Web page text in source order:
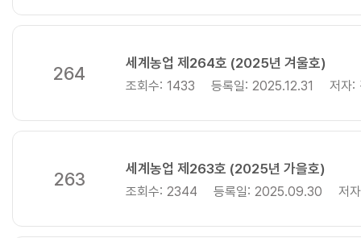
264 세계농업 제264호 (2025년 겨울호)
조회수: 1433 등록일: 2025.12.31 저자:
263 세계농업 제263호 (2025년 가을호)
조회수: 2344 등록일: 2025.09.30 저